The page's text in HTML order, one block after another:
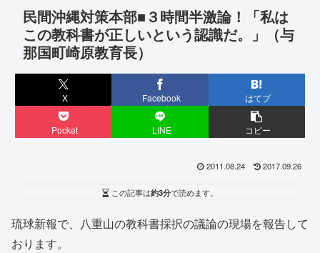
民間沖縄対策本部■３時間半激論！「私は
この教科書が正しいという認識だ。」（与
那国町崎原教育長）
X Facebook はてブ
Pocket LINE コピー
2011.08.24 2017.09.26
この記事は約3分で読めます。
琉球新報で、八重山の教科書採択の議論の現場を報告して
おります。